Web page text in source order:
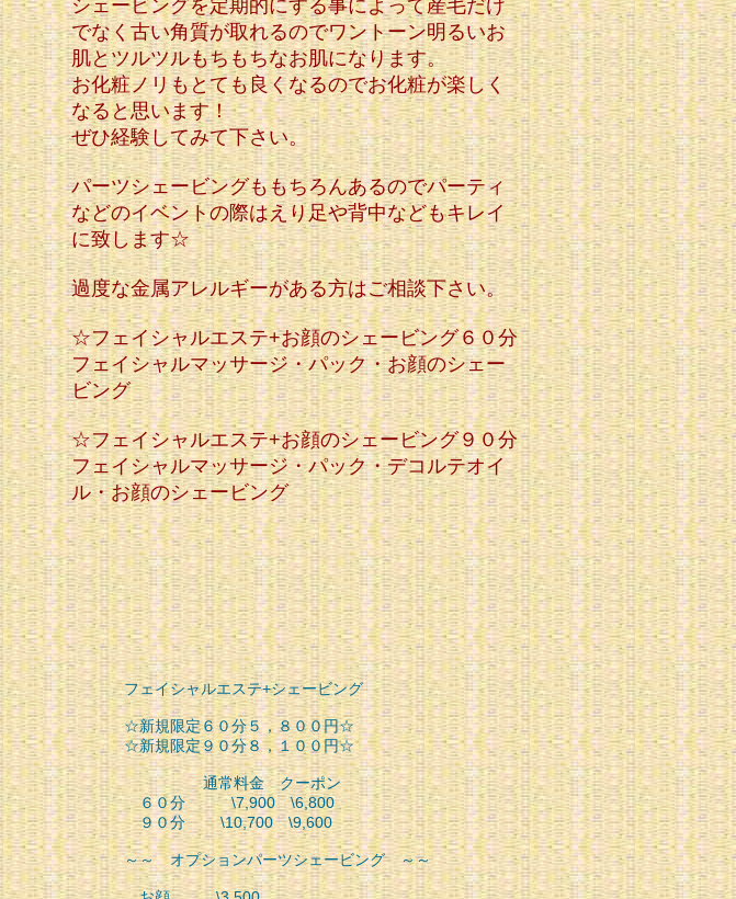
シェービングを定期的にする事によって産毛だけ
でなく古い角質が取れるのでワントーン明るいお
肌とツルツルもちもちなお肌になります。
お化粧ノリもとても良くなるのでお化粧が楽しく
なると思います！
ぜひ経験してみて下さい。
パーツシェービングももちろんあるのでパーティ
などのイベントの際はえり足や背中などもキレイ
に致します☆
過度な金属アレルギーがある方はご相談下さい。
☆フェイシャルエステ+お顔のシェービング６０分
フェイシャルマッサージ・パック・お顔のシェー
ビング
☆フェイシャルエステ+お顔のシェービング９０分
​フェイシャルマッサージ・パック・デコルテオイ
ル・お顔のシェービング
フェイシャルエステ+シェービング
☆新規限定６０分５，８００円☆
☆新規限定９０分８，１００円☆
通常料金 クーポン
６０分 \7,900 \6,800
９０分 \10,700 \9,600
～～ オプションパーツシェービング ～～